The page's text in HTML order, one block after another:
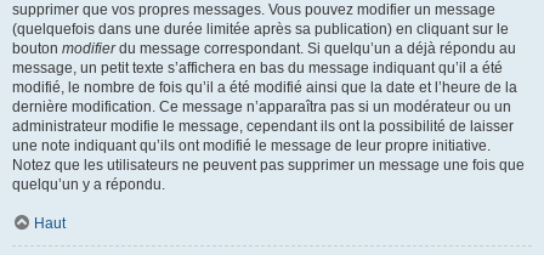
supprimer que vos propres messages. Vous pouvez modifier un message
(quelquefois dans une durée limitée après sa publication) en cliquant sur le
bouton modifierdu message correspondant. Si quelqu’un a déjà répondu au
message, un petit texte s’affichera en bas du message indiquant qu’il a été
modifié, le nombre de fois qu’il a été modifié ainsi que la date et l’heure de la
dernière modification. Ce message n’apparaîtra pas si un modérateur ou un
administrateur modifie le message, cependant ils ont la possibilité de laisser
une note indiquant qu’ils ont modifié le message de leur propre initiative.
Notez que les utilisateurs ne peuvent pas supprimer un message une fois que
quelqu’un y a répondu.
Haut